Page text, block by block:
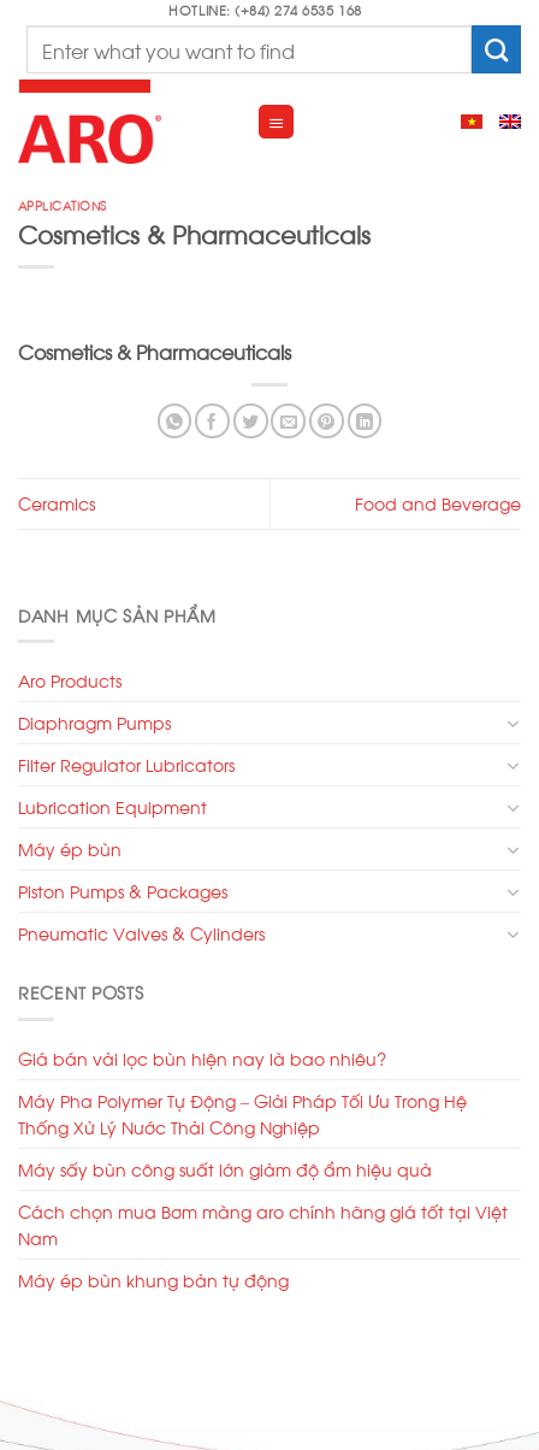
content
HOTLINE: (+84) 274 6535 168
DANH MỤC SẢN PHẨM
Aro Products
Diaphragm Pumps
Filter Regulator Lubricators
Lubrication Equipment
Máy ép bùn
Piston Pumps & Packages
Pneumatic Valves & Cylinders
RECENT POSTS
Giá bán vải lọc bùn hiện nay là bao nhiêu?
Máy Pha Polymer Tự Động – Giải Pháp Tối Ưu Trong Hệ
Thống Xử Lý Nước Thải Công Nghiệp
Máy sấy bùn công suất lớn giảm độ ẩm hiệu quả
Cách chọn mua Bơm màng aro chính hãng giá tốt tại Việt
Nam
Máy ép bùn khung bản tự động
APPLICATIONS
Cosmetics & Pharmaceuticals
Cosmetics & Pharmaceuticals
Ceramics Food and Beverage